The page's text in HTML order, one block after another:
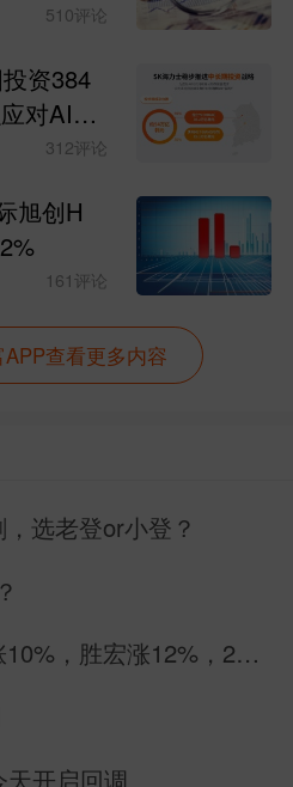
510评论
资384
对AI时
需求312评论
旭创H
161评论
查看更多内容
选老登or小登？
，胜宏涨12%，26
开启回调